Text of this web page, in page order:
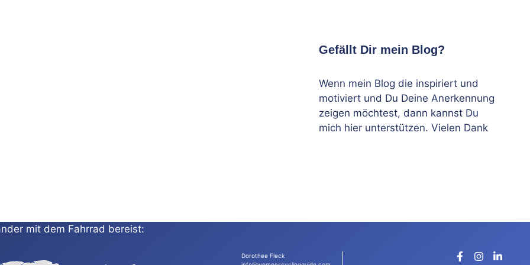
Gefällt Dir mein Blog?
Wenn mein Blog die inspiriert und
motiviert und Du Deine Anerkennung
zeigen möchtest, dann kannst Du
mich hier unterstützen. Vielen Dank
mit dem Fahrrad bereist:
Dorothee Fleck